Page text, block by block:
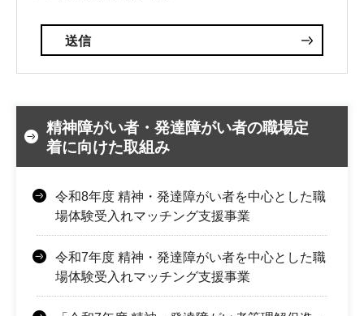
精神障がい者・発達障がい者の職場定
着に向けた取組み
令和8年度 精神・発達障がい者を中心とした職
場体験受入れマッチング支援事業
令和7年度 精神・発達障がい者を中心とした職
場体験受入れマッチング支援事業